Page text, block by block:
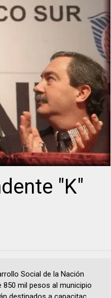
"K"
Social de la Nación
850 mil pesos al municipio